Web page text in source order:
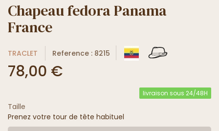
Chapeau fedora Panama
France
TRACLET Reference : 8215
78,00 €
livraison sous 24/48H
Taille
Prenez votre tour de tête habituel